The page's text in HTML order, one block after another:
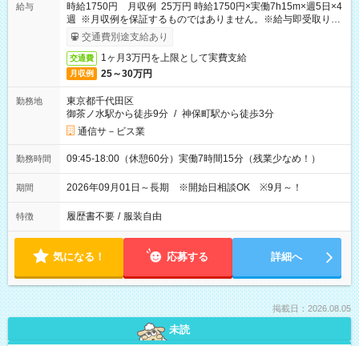
給与
時給1750円 月収例 25万円 時給1750円×実働7h15m×週5日×4
週 ※月収例を保証するものではありません。※給与即受取りサ
ービス利用可（利用条件有）
交通費別途支給あり
交通費 1ヶ月3万円を上限として実費支給
月収例 25～30万円
勤務地
東京都千代田区
御茶ノ水駅から徒歩9分 / 神保町駅から徒歩3分
通信サ－ビス業
勤務時間 09:45-18:00（休憩60分）実働7時間15分（残業少なめ！）
期間 2026年09月01日～長期 ※開始日相談OK ※9月～！
特徴 履歴書不要 / 服装自由
気になる！ 応募する 詳細へ
掲載日：2026.08.05
未読